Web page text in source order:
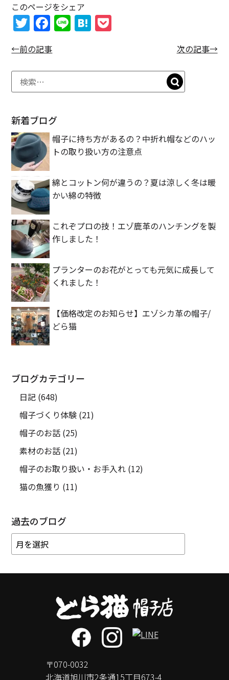
このページをシェア
T
w
itt
er
F
a
c
e
b
o
k
Li
n
H
at
n
a
k
et
←前の記事 次の記事→
新着ブログ
帽子に持ち方があるの？中折れ帽などのハッ
トの取り扱い方の注意点
綿とコットン何が違うの？夏は涼しく冬は暖
かい綿の特徴
これぞプロの技！エゾ鹿革のハンチングを製
作しました！
プランターのお花がとっても元気に成長して
くれました！
【価格改定のお知らせ】エゾシカ革の帽子/
どら猫
ブログカテゴリー
日記 (648)
帽子づくり体験 (21)
帽子のお話 (25)
素材のお話 (21)
帽子のお取り扱い・お手入れ (12)
猫の魚獲り (11)
過去のブログ
〒070-0032
北海道旭川市2条通15丁目673-4